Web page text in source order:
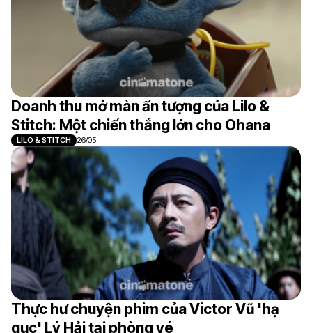
Doanh thu mở màn ấn tượng của Lilo &
Stitch: Một chiến thắng lớn cho Ohana
LILO & STITCH 26/05
Thực hư chuyện phim của Victor Vũ 'hạ
gục' Lý Hải tại phòng vé